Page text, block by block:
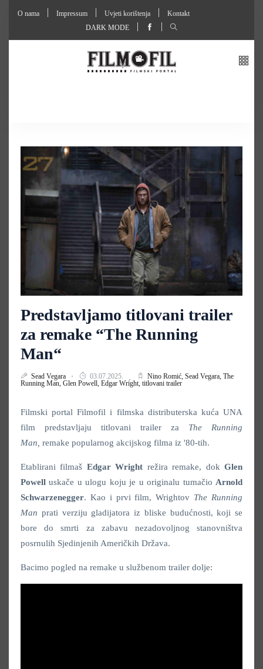
O nama Impressum Uvjeti korištenja
Kontakt
DARK MODE
Predstavljamo titlovani trailer
za remake “The Running
Man“
Sead Vegara 03.07.2025. Nino Romić, Sead Vegara, The
Running Man, Glen Powell, Edgar Wright, titlovani trailer
Filmski portal Filmofil i filmska distributerska kuća UNA
film predstavljaju titlovani trailer za The Running
Man, remake popularnog akcijskog filma iz '80-tih.
Etablirani filmaš Edgar Wright režira remake, dokGlen
Powelluskače u ulogu koju je u originalu tumačio Arnold
Schwarzenegger. Kao i prvi film, Wrightov The Running
Man prati verziju gladijatora iz bliske budućnosti, koji se
bore do smrti za zabavu nezadovoljnog stanovništva
posrnulih Sjedinjenih Američkih Država.
Bacimo pogled na remake u službenom trailer dolje: